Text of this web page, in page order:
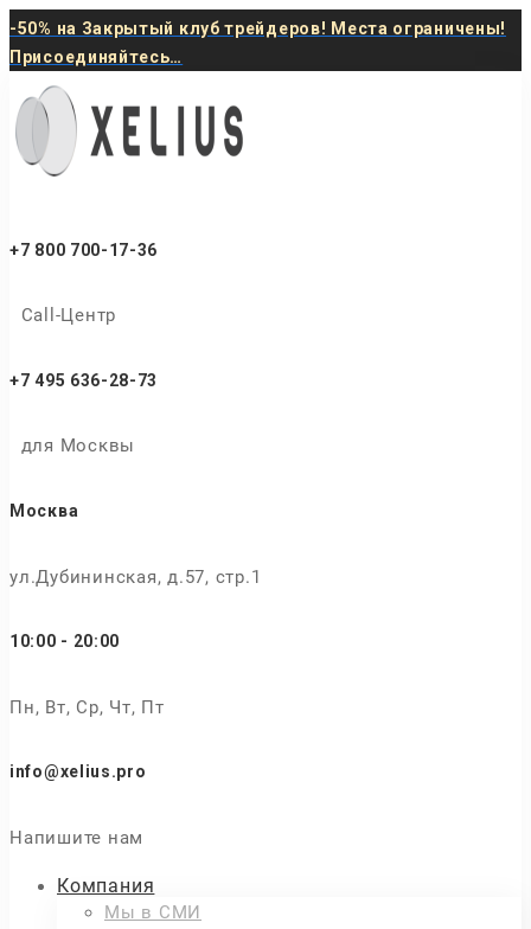
-50% на Закрытый клуб трейдеров! Места ограничены!
Присоединяйтесь…
+7 800 700-17-36
Call-Центр
+7 495 636-28-73
для Москвы
Москва
ул.Дубининская, д.57, стр.1
10:00 - 20:00
Пн, Вт, Ср, Чт, Пт
info@xelius.pro
Напишите нам
Компания
Мы в СМИ